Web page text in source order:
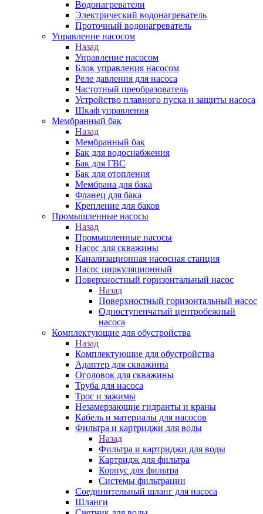
Водонагреватели
Электрический водонагреватель
Проточный водонагреватель
Управление насосом
Назад
Управление насосом
Блок управления насосом
Реле давления для насоса
Частотный преобразователь
Устройство плавного пуска и защиты насоса
Шкаф управления
Мембранный бак
Назад
Мембранный бак
Бак для водоснабжения
Бак для ГВС
Бак для отопления
Мембрана для бака
Фланец для бака
Крепление для баков
Промышленные насосы
Назад
Промышленные насосы
Насос для скважины
Канализационная насосная станция
Насос циркуляционный
Поверхностный горизонтальный насос
Назад
Поверхностный горизонтальный насос
Одноступенчатый центробежный
насоса
Комплектующие для обустройства
Назад
Комплектующие для обустройства
Адаптер для скважины
Оголовок для скважины
Труба для насоса
Трос и зажимы
Незамерзающие гидранты и краны
Кабель и материалы для насосов
Фильтра и картриджи для воды
Назад
Фильтра и картриджи для воды
Картридж для фильтра
Корпус для фильтра
Системы фильтрации
Соединительный шланг для насоса
Шланги